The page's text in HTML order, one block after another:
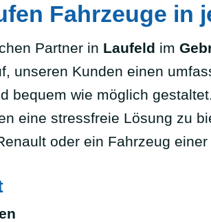
Fahrzeuge in
Partner in Laufeld im
unseren Kunden einen
bequem wie möglich
eine stressfreie Lösung zu
oder ein Fahrzeug